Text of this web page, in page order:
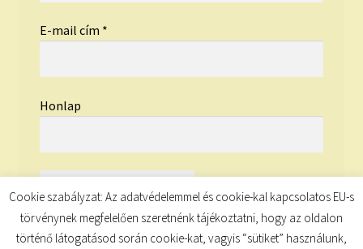
E-mail cím *
Honlap
Cookie szabályzat: Az adatvédelemmel és cookie-kal kapcsolatos EU-s
törvénynek megfelelően szeretnénk tájékoztatni, hogy az oldalon
történő látogatásod során cookie-kat, vagyis “sütiket” használunk,